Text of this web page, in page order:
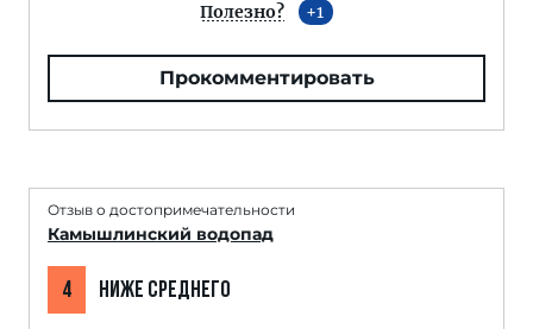
Полезно? 1
Прокомментировать
Отзыв о достопримечательности
Камышлинский водопад
4 НИЖЕ СРЕДНЕГО